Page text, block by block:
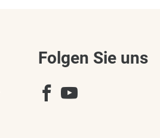
Folgen Sie uns